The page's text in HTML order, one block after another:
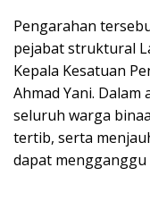
Pengarahan
pejabat struktural
Kepala Kesatuan
Ahmad Yani.
seluruh warga
tertib, serta
dapat